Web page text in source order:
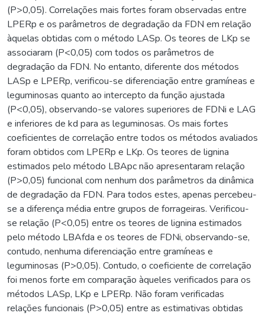
(P>0,05). Correlações mais fortes foram observadas entre
LPERp e os parâmetros de degradação da FDN em relação
àquelas obtidas com o método LASp. Os teores de LKp se
associaram (P<0,05) com todos os parâmetros de
degradação da FDN. No entanto, diferente dos métodos
LASp e LPERp, verificou-se diferenciação entre gramíneas e
leguminosas quanto ao intercepto da função ajustada
(P<0,05), observando-se valores superiores de FDNi e LAG
e inferiores de kd para as leguminosas. Os mais fortes
coeficientes de correlação entre todos os métodos avaliados
foram obtidos com LPERp e LKp. Os teores de lignina
estimados pelo método LBApc não apresentaram relação
(P>0,05) funcional com nenhum dos parâmetros da dinâmica
de degradação da FDN. Para todos estes, apenas percebeu-
se a diferença média entre grupos de forrageiras. Verificou-
se relação (P<0,05) entre os teores de lignina estimados
pelo método LBAfda e os teores de FDNi, observando-se,
contudo, nenhuma diferenciação entre gramíneas e
leguminosas (P>0,05). Contudo, o coeficiente de correlação
foi menos forte em comparação àqueles verificados para os
métodos LASp, LKp e LPERp. Não foram verificadas
relações funcionais (P>0,05) entre as estimativas obtidas